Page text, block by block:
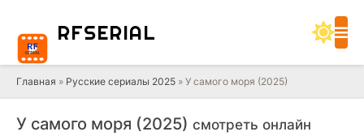
RFSERIAL
Главная » Русские сериалы 2025 » У самого моря (2025)
У самого моря (2025) смотреть онлайн